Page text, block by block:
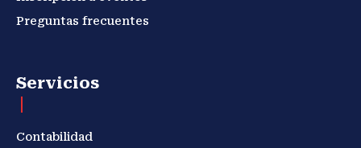
Preguntas frecuentes
Servicios
Contabilidad